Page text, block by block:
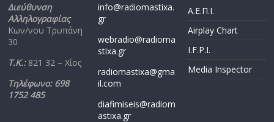
Διεύθυνση
Αλληλογραφίας
Κων/νου Τρυπάνη
30
Τ.Κ.: 821 32 – Χίος
Τηλέφωνο: 698
1752 485
info@radiomastixa.
gr
webradio@radioma
stixa.gr
radiomastixa@gma
il.com
diafimiseis@radiom
astixa.gr
Α.Ε.Π.Ι.
Airplay Chart
I.F.P.I.
Media Inspector